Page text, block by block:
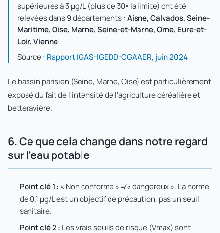
supérieures à 3 µg/L (plus de 30× la limite) ont été
relevées dans 9 départements : Aisne, Calvados, Seine-
Maritime, Oise, Marne, Seine-et-Marne, Orne, Eure-et-
Loir, Vienne.
Source : Rapport IGAS-IGEDD-CGAAER, juin 2024
Le bassin parisien (Seine, Marne, Oise) est particulièrement
exposé du fait de l'intensité de l'agriculture céréalière et
betteravière.
6. Ce que cela change dans notre regard
sur l'eau potable
Point clé 1 : « Non conforme » ≠ « dangereux ». La norme
de 0,1 µg/L est un objectif de précaution, pas un seuil
sanitaire.
Point clé 2 : Les vrais seuils de risque (Vmax) sont